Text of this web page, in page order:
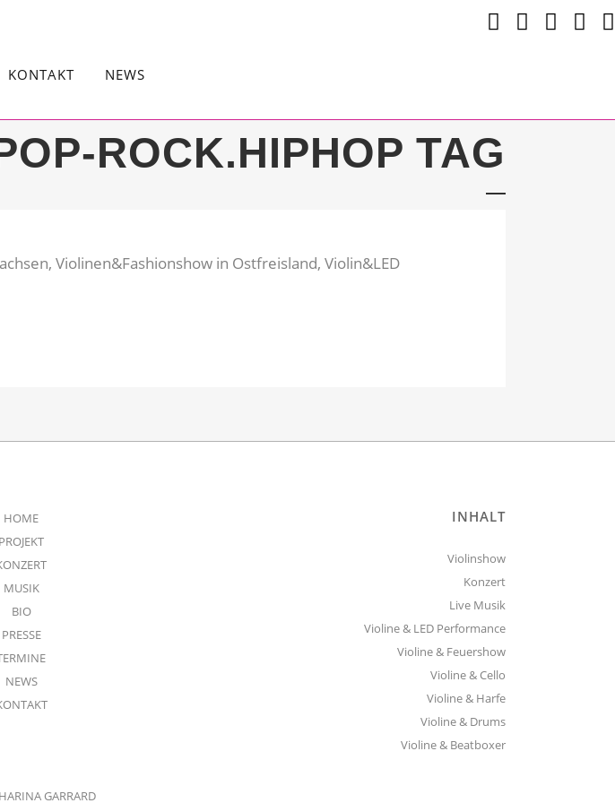
KONTAKT NEWS
ROCK.HIPHOP TAG
Violinen&Fashionshow in Ostfreisland, Violin&LED
HOME
PROJEKT
MUSIK
BIO
PRESSE
NEWS
GARRARD
INHALT
Violinshow
Konzert
Live Musik
Violine & LED Performance
Violine & Feuershow
Violine & Cello
Violine & Harfe
Violine & Drums
Violine & Beatboxer